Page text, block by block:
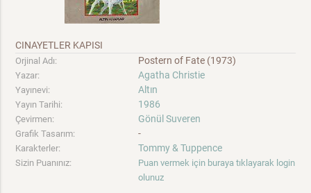
CINAYETLER KAPISI
Orjinal Adı: Postern of Fate (1973)
Yazar: Agatha Christie
Yayınevi: Altın
Yayın Tarihi: 1986
Çevirmen: Gönül Suveren
Grafik Tasarım: -
Karakterler: Tommy & Tuppence
Sizin Puanınız:
Puan vermek için buraya tıklayarak login
olunuz